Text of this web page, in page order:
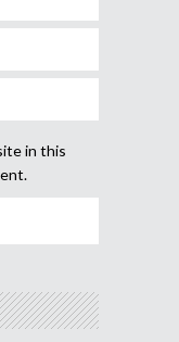
in this